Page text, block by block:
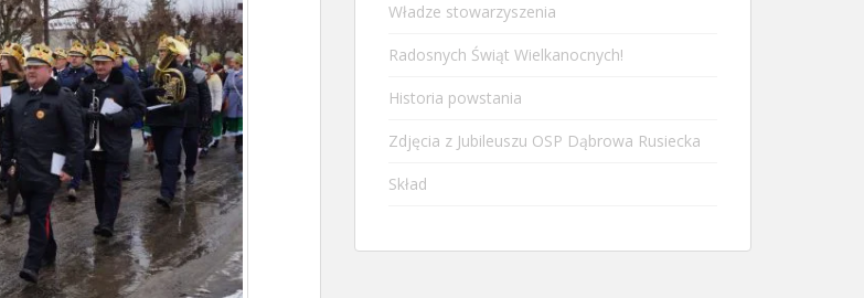
Władze stowarzyszenia
Radosnych Świąt Wielkanocnych!
Historia powstania
Zdjęcia z Jubileuszu OSP Dąbrowa Rusiecka
Skład